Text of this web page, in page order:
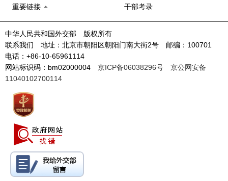
重要链接 干部考录
中华人民共和国外交部 版权所有
联系我们 地址：北京市朝阳区朝阳门南大街2号 邮编：100701
电话：+86-10-65961114
网站标识码：bm02000004 京ICP备06038296号
京公网安备
11040102700114